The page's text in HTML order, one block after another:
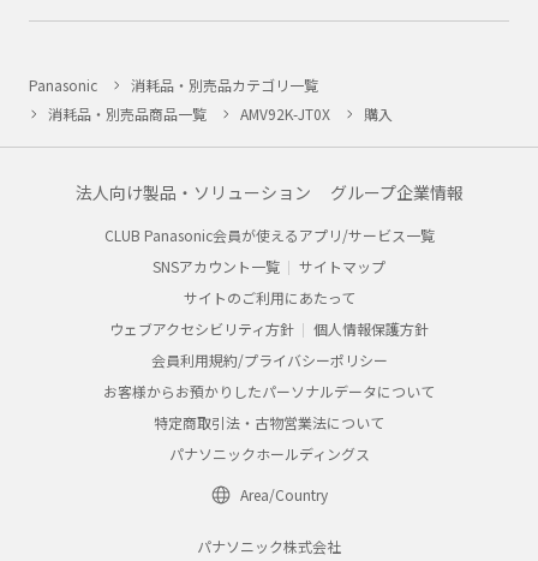
Panasonic
消耗品・別売品カテゴリ一覧
消耗品・別売品商品一覧
AMV92K-JT0X 購入
法人向け製品・ソリューション グループ企業情報
CLUB Panasonic会員が使えるアプリ/サービス一覧
SNSアカウント一覧
サイトマップ
サイトのご利用にあたって
ウェブアクセシビリティ方針
個人情報保護方針
会員利用規約/プライバシーポリシー
お客様からお預かりしたパーソナルデータについて
特定商取引法・古物営業法について
パナソニックホールディングス
Area/Country
パナソニック株式会社